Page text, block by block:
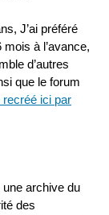
J’ai préféré
à l’avance,
d’autres
que le forum
recréé ici par
une archive du
des